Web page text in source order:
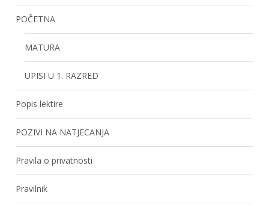
POČETNA
MATURA
UPISI U 1. RAZRED
Popis lektire
POZIVI NA NATJECANJA
Pravila o privatnosti
Pravilnik